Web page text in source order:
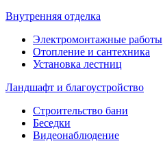
Внутренняя отделка
Электромонтажные работы
Отопление и сантехника
Установка лестниц
Ландшафт и благоустройство
Строительство бани
Беседки
Видеонаблюдение